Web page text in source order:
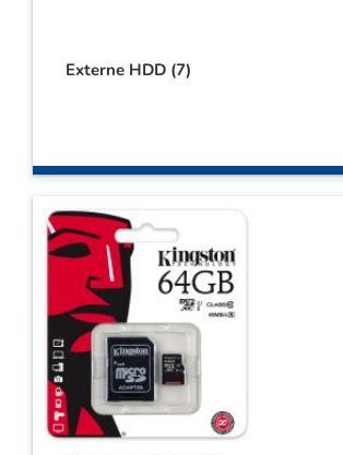
Externe HDD (7)